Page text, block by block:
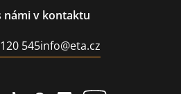
námi v kontaktu
545info@eta.cz